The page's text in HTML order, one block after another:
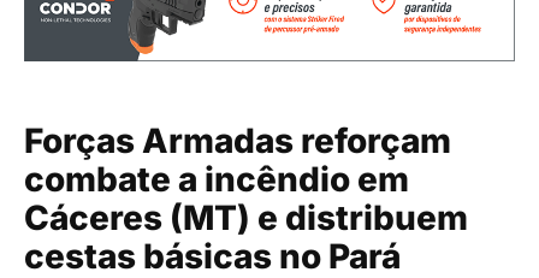
Forças Armadas reforçam
combate a incêndio em
Cáceres (MT) e distribuem
cestas básicas no Pará